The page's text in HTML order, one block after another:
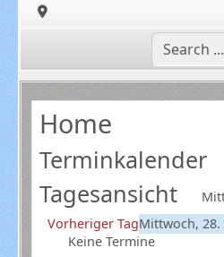
Home
Terminkalender
Tagesansicht
Vorheriger TagMittwoch,
Keine Termine